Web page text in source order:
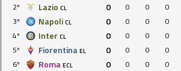
2º
Lazio CL 0 0 0 0
3º
Napoli CL 0 0 0 0
4º
Inter CL 0 0 0 0
5º
Fiorentina EL 0 0 0 0
6º
Roma ECL 0 0 0 0